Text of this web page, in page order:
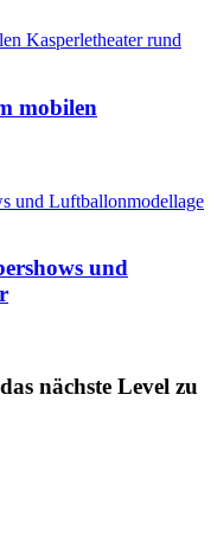
mobilen
und
nächste Level zu